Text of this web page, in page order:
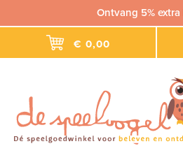
Ontvang 5%
€ 0,00